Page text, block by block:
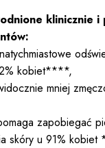
klinicznie
kobiet****,
mniej
zapobiegać
skóry u 91%